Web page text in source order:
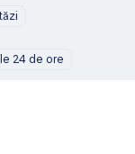
24 de ore